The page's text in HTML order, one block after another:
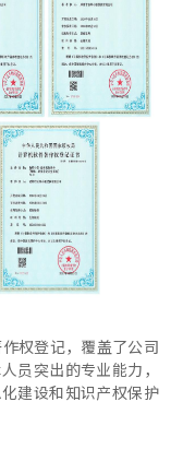
权登记，覆盖了公司
员突出的专业能力，
建设和知识产权保护